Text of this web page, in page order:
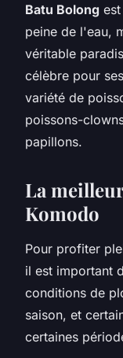
Batu Bolong
peine de l'eau,
véritable
célèbre pour
variété de
poissons-
papillons.
La
Komodo
Pour profiter
il est important
conditions de
saison, et
certaines